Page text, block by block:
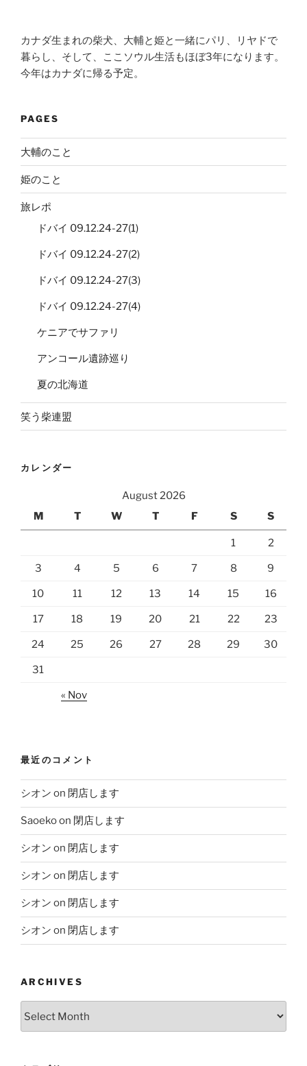
カナダ生まれの柴犬、大輔と姫と一緒にパリ、リヤドで
暮らし、そして、ここソウル生活もほぼ3年になります。
今年はカナダに帰る予定。
PAGES
大輔のこと
姫のこと
旅レポ
ドバイ 09.12.24-27(1)
ドバイ 09.12.24-27(2)
ドバイ 09.12.24-27(3)
ドバイ 09.12.24-27(4)
ケニアでサファリ
アンコール遺跡巡り
夏の北海道
笑う柴連盟
カレンダー
August 2026
M
T W T F S S
1 2
3 4 5 6 7 8 9
10 11 12 13 14 15 16
17 18 19 20 21 22 23
24 25 26 27 28 29 30
31
« Nov
最近のコメント
シオン on 閉店します
Saoekoon 閉店します
シオン on 閉店します
シオン on 閉店します
シオン on 閉店します
シオン on 閉店します
ARCHIVES